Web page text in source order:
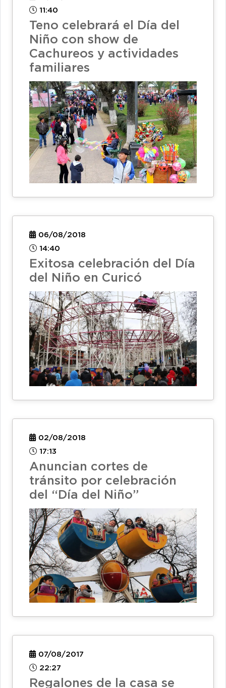
11:40
Teno celebrará el Día del
Niño con show de
Cachureos y actividades
familiares
06/08/2018
14:40
Exitosa celebración del Día
del Niño en Curicó
02/08/2018
17:13
Anuncian cortes de
tránsito por celebración
del “Día del Niño”
07/08/2017
22:27
Regalones de la casa se